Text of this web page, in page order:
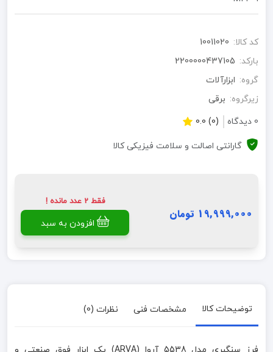
کد کالا: 10011020
بارکد: 2200000437105
گروه: ابزارآلات
زیرگروه: برقی
0 دیدگاه
(0) 0.0
گارانتی اصالت و سلامت فیزیکی کالا
19,999,000 تومان
فقط 2 عدد مانده !
افزودن به سبد
توضیحات کالا مشخصات فنی نظرات (0)